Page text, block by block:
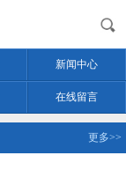
新闻中心
在线留言
更多>>